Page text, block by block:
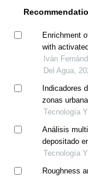
Enrichment
with
Iván
Del Agua,
Indicadores
zonas
Tecnología
Análisis
depositado
Tecnología
Roughness